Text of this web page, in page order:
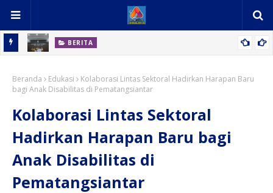
BERITA
3 Deli Serdang Terwujud
Beranda Edukasi
Kolaborasi Lintas Sektoral Hadirkan Harapan Baru
bagi Anak Disabilitas di Pematangsiantar
Kolaborasi Lintas Sektoral
Hadirkan Harapan Baru bagi
Anak Disabilitas di
Pematangsiantar